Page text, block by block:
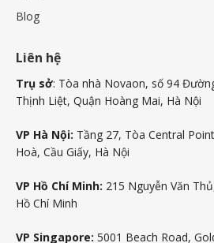
Blog
Liên hệ
Trụ sở: Tòa nhà Novaon, số 94
Thịnh Liệt, Quận Hoàng Mai, Hà Nội
VP Hà Nội: Tầng 27, Tòa Central
Hoà, Cầu Giấy, Hà Nội
VP Hồ Chí Minh: 215 Nguyễn Văn
Hồ Chí Minh
VP Singapore: 5001 Beach Road,